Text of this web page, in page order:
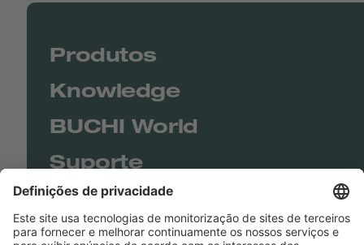
Produtos
Knowledge
BUCHI World
Suporte
Shop
Contact us